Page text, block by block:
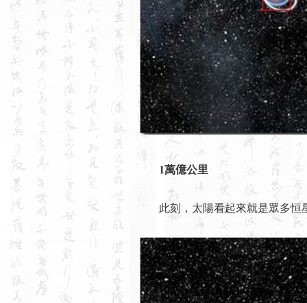
1萬億公里
此刻，太陽看起來就是眾多恒